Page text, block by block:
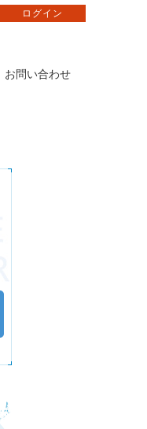
お問い合わせ
ログイン